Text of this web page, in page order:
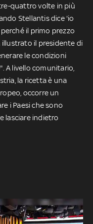
quattro volte in più
Stellantis dice 'io
il primo prezzo
illustrato il presidente di
le condizioni
A livello comunitario,
la ricetta è una
occorre un
i Paesi che sono
lasciare indietro